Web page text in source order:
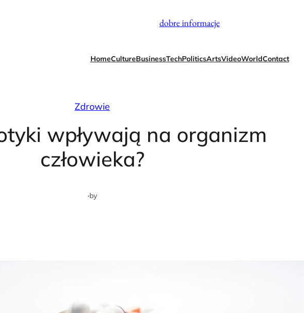
dobre informacje
HomeCultureBusinessTechPoliticsArtsVideoWorldContact
Zdrowie
wpływają na organizm
człowieka?
·by